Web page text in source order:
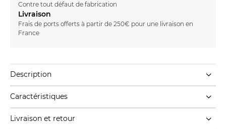
Contre tout défaut de fabrication
Livraison
Frais de ports offerts à partir de 250€ pour une livraison en
France
Description
Caractéristiques
Livraison et retour